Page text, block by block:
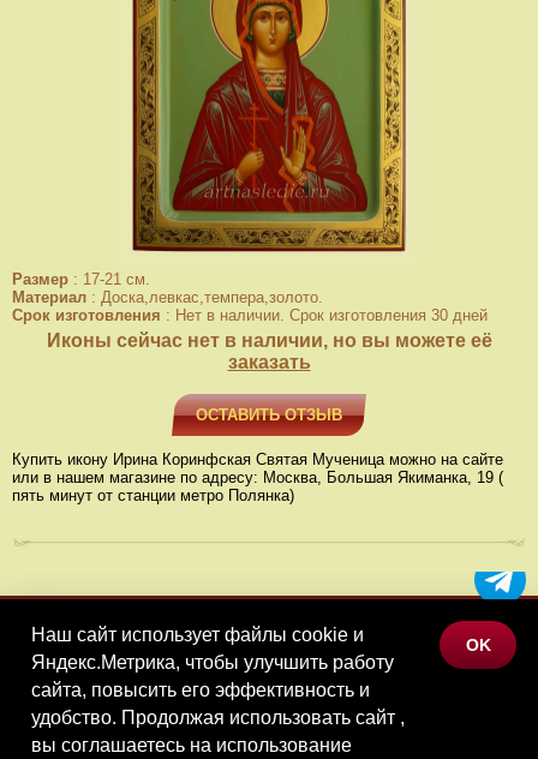
Размер : 17-21 см.
Материал : Доска,левкас,темпера,золото.
Срок изготовления : Нет в наличии. Срок изготовления 30 дней
Иконы сейчас нет в наличии, но вы можете её
заказать
ОСТАВИТЬ ОТЗЫВ
Купить икону Ирина Коринфская Святая Мученица можно на сайте
или в нашем магазине по адресу: Москва, Большая Якиманка, 19 (
пять минут от станции метро Полянка)
МЕНЮ
КАТАЛОГ ТОВАРОВ
КОНТАКТЫ
Наш сайт использует файлы cookie и
Яндекс.Метрика, чтобы улучшить работу
сайта, повысить его эффективность и
удобство. Продолжая использовать сайт ,
вы соглашаетесь на использование
OK